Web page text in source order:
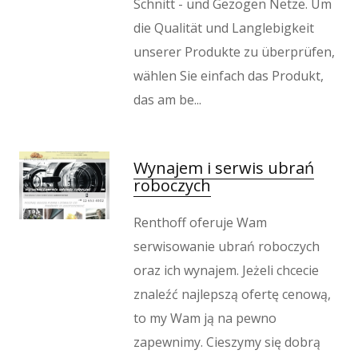
Wypoczynek
Kondycja
Dietetyka, Odchudzanie
Kosmetyki
Leczenie
Oprogramowanie
Oprogramowanie
Strony Internetowe
Kontakt
Schnitt - und Gezogen Netze. Um
die Qualität und Langlebigkeit
unserer Produkte zu überprüfen,
wählen Sie einfach das Produkt,
das am be...
Wynajem i serwis ubrań
roboczych
Renthoff oferuje Wam
serwisowanie ubrań roboczych
oraz ich wynajem. Jeżeli chcecie
znaleźć najlepszą ofertę cenową,
to my Wam ją na pewno
zapewnimy. Cieszymy się dobrą